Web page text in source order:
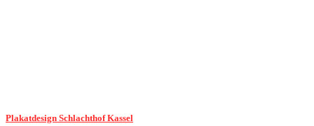
Plakatdesign Schlachthof Kassel